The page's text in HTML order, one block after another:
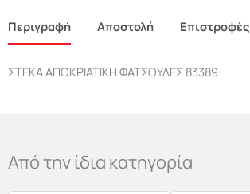
Περιγραφή Αποστολή Επιστροφές
ΣΤΕΚΑ ΑΠΟΚΡΙΑΤΙΚΗ ΦΑΤΣΟΥΛΕΣ 83389
Από την ίδια κατηγορία